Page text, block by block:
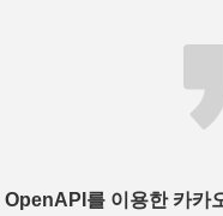
OpenAPI를 이용한 카카